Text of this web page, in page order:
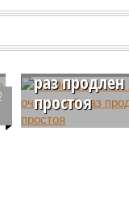
На
раз
простоя
Режим простоя